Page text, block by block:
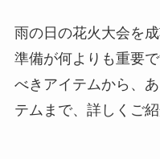
雨の日の花火大会を
準備が何よりも重要
べきアイテムから、
テムまで、詳しくご紹